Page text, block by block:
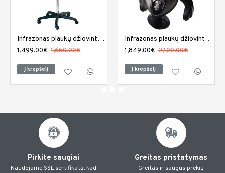
Infrazonas plaukų džiovintuvas Sibel Climaco
1,499.00€ 1,650.00€
Į krepšelį
Infrazonas plaukų džiovintuvas Sibel Climaco sieninis
1,849.00€ 2,100.00€
Į krepšelį
Pirkite saugiai
Naudojame SSL sertifikatą, kad
Greitas pristatymas
Greitas ir saugus prekių